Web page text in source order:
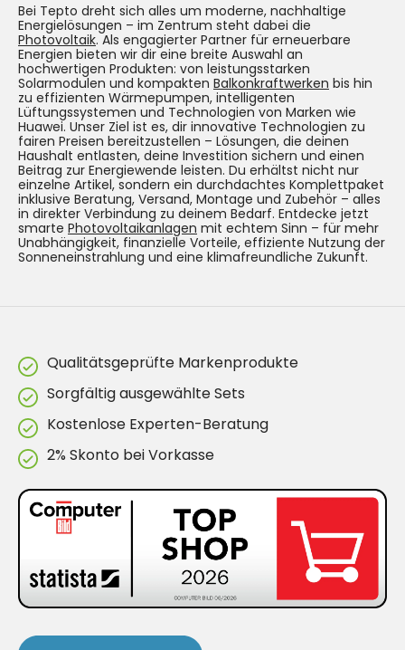
Bei Tepto dreht sich alles um moderne, nachhaltige
Energielösungen – im Zentrum steht dabei die
Photovoltaik. Als engagierter Partner für erneuerbare
Energien bieten wir dir eine breite Auswahl an
hochwertigen Produkten: von leistungsstarken
Solarmodulen und kompakten Balkonkraftwerken bis hin
zu effizienten Wärmepumpen, intelligenten
Lüftungssystemen und Technologien von Marken wie
Huawei. Unser Ziel ist es, dir innovative Technologien zu
fairen Preisen bereitzustellen – Lösungen, die deinen
Haushalt entlasten, deine Investition sichern und einen
Beitrag zur Energiewende leisten. Du erhältst nicht nur
einzelne Artikel, sondern ein durchdachtes Komplettpaket
inklusive Beratung, Versand, Montage und Zubehör – alles
in direkter Verbindung zu deinem Bedarf. Entdecke jetzt
smarte Photovoltaikanlagen mit echtem Sinn – für mehr
Unabhängigkeit, finanzielle Vorteile, effiziente Nutzung der
Sonneneinstrahlung und eine klimafreundliche Zukunft.
Qualitätsgeprüfte Markenprodukte
Sorgfältig ausgewählte Sets
Kostenlose Experten-Beratung
2% Skonto bei Vorkasse